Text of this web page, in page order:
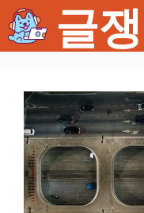
텐
츠
글